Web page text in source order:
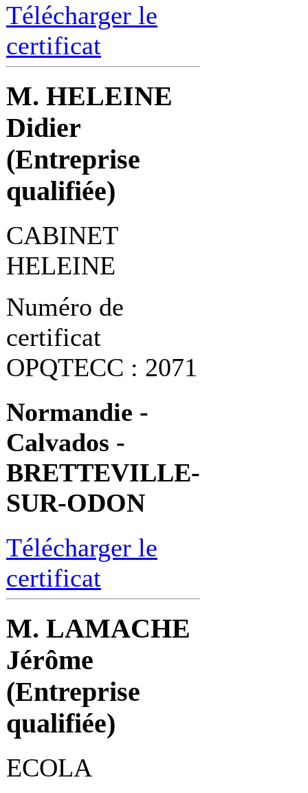
Télécharger le
certificat
M. HELEINE
Didier
(Entreprise
qualifiée)
CABINET
HELEINE
Numéro de
certificat
OPQTECC : 2071
Normandie -
Calvados -
BRETTEVILLE-
SUR-ODON
Télécharger le
certificat
M. LAMACHE
Jérôme
(Entreprise
qualifiée)
ECOLA